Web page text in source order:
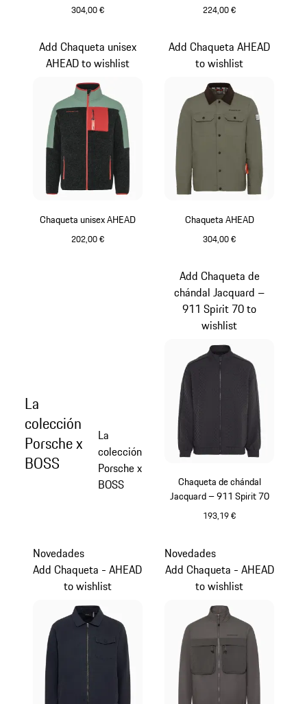
304,00 € 224,00 €
Chaqueta unisex AHEAD
202,00 €
Add Chaqueta unisex
AHEAD to wishlist
Chaqueta AHEAD
304,00 €
Add Chaqueta AHEAD
to wishlist
La
colección
Porsche x
BOSS
La
colección
Porsche x
BOSS
Chaqueta de chándal
Jacquard – 911 Spirit 70
193,19 €
Add Chaqueta de
chándal Jacquard –
911 Spirit 70 to
wishlist
Novedades
Add Chaqueta - AHEAD
to wishlist
Novedades
Add Chaqueta - AHEAD
to wishlist